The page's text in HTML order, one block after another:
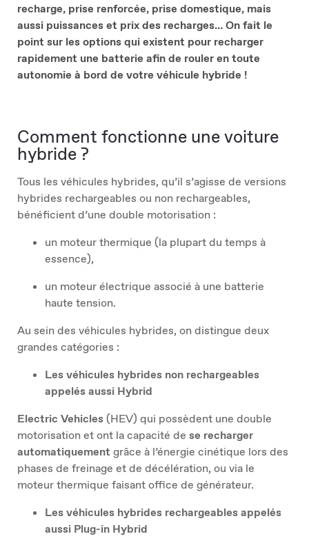
recharge, prise renforcée, prise domestique, mais
aussi puissances et prix des recharges… On fait le
point sur les options qui existent pour recharger
rapidement une batterie afin de rouler en toute
autonomie à bord de votre véhicule hybride !
Comment fonctionne une voiture
hybride ?
Tous les véhicules hybrides, qu’il s’agisse de versions
hybrides rechargeables ou non rechargeables,
bénéficient d’une double motorisation :
un moteur thermique (la plupart du temps à
essence),
un moteur électrique associé à une batterie
haute tension.
Au sein des véhicules hybrides, on distingue deux
grandes catégories :
Les véhicules hybrides non rechargeables
appelés aussi Hybrid
Electric Vehicles(HEV) qui possèdent une double
motorisation et ont la capacité de se recharger
automatiquement grâce à l’énergie cinétique lors des
phases de freinage et de décélération, ou via le
moteur thermique faisant office de générateur.
Les véhicules hybrides rechargeables appelés
aussi Plug-in Hybrid